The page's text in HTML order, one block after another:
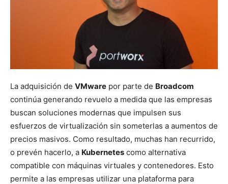
La adquisición de VMware por parte de Broadcom
continúa generando revuelo a medida que las empresas
buscan soluciones modernas que impulsen sus
esfuerzos de virtualización sin someterlas a aumentos de
precios masivos. Como resultado, muchas han recurrido,
o prevén hacerlo, a Kubernetes como alternativa
compatible con máquinas virtuales y contenedores. Esto
permite a las empresas utilizar una plataforma para